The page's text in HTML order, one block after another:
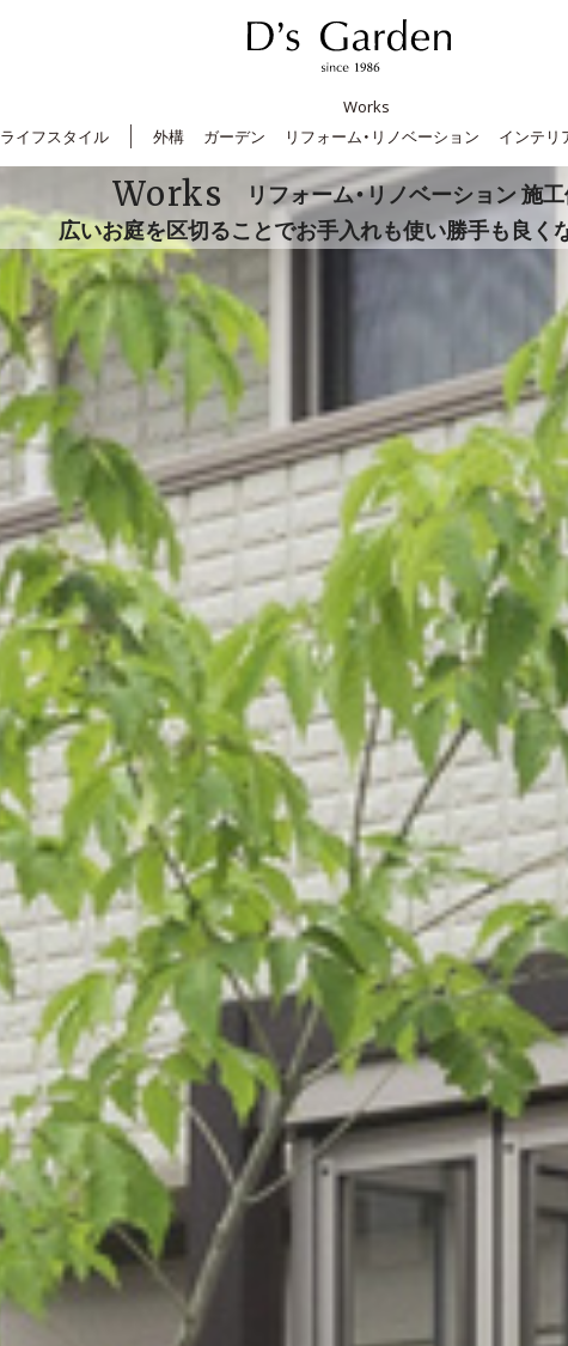
Works
ライフスタイル 外構 ガーデン リフォーム・リノベーション インテリ
Works
リフォーム・リノベーション 施
広いお庭を区切ることでお手入れも使い勝手も良く